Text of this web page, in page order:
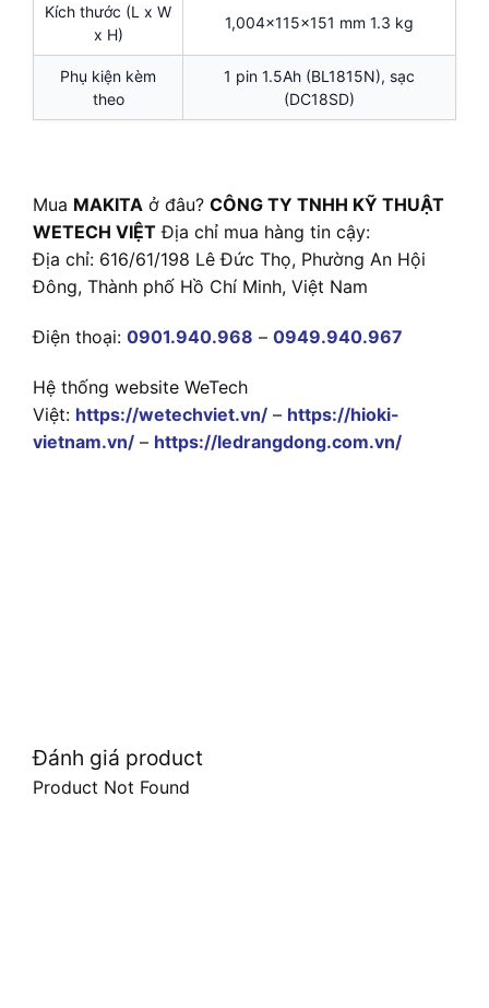
Kích thước (L x W
x H)
1,004x115x151 mm 1.3 kg
Phụ kiện kèm
theo
1 pin 1.5Ah (BL1815N), sạc
(DC18SD)
Mua MAKITA ở đâu? CÔNG TY TNHH KỸ THUẬT
WETECH VIỆT Địa chỉ mua hàng tin cậy:
Địa chỉ: 616/61/198 Lê Đức Thọ, Phường An Hội
Đông, Thành phố Hồ Chí Minh, Việt Nam
Điện thoại: 0901.940.968 – 0949.940.967
Hệ thống website WeTech
Việt: https://wetechviet.vn/ – https://hioki-
vietnam.vn/ – https://ledrangdong.com.vn/
Đánh giá product
Product Not Found